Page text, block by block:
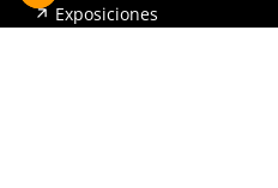
Exposiciones